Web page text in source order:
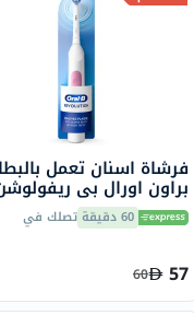
فرشاة اسنان تعمل
براون اورال بي
ابيض 60 دقيقة تصلك في
57
60